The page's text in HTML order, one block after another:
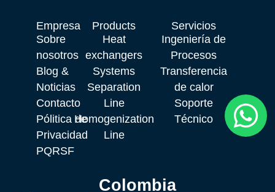
Empresa
Sobre
nosotros
Blog &
Noticias
Contacto
Pólitica de
Privacidad
PQRSF
Products
Heat
exchangers
Systems
Separation
Line
Homogenization
Line
Servicios
Ingeniería de
Procesos
Transferencia
de calor
Soporte
Técnico
Colombia